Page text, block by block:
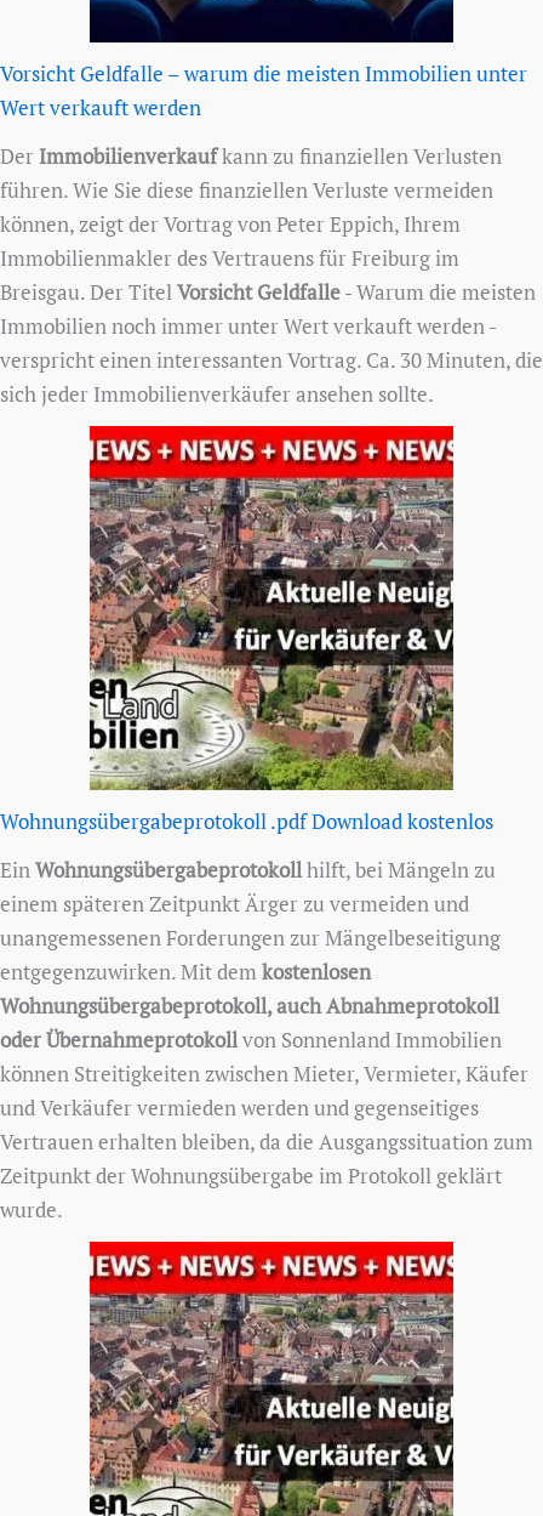
Vorsicht Geldfalle – warum die meisten Immobilien unter
Wert verkauft werden
Der Immobilienverkaufkann zu finanziellen Verlusten
führen. Wie Sie diese finanziellen Verluste vermeiden
können, zeigt der Vortrag von Peter Eppich, Ihrem
Immobilienmakler des Vertrauens für Freiburg im
Breisgau. Der TitelVorsicht Geldfalle- Warum die meisten
Immobilien noch immer unter Wert verkauft werden -
verspricht einen interessanten Vortrag. Ca. 30 Minuten, die
sich jeder Immobilienverkäufer ansehen sollte.
Wohnungsübergabeprotokoll .pdf Download kostenlos
EinWohnungsübergabeprotokollhilft, bei Mängeln zu
einem späteren Zeitpunkt Ärger zu vermeiden und
unangemessenen Forderungen zur Mängelbeseitigung
entgegenzuwirken. Mit dem kostenlosen
Wohnungsübergabeprotokoll, auch Abnahmeprotokoll
oder Übernahmeprotokollvon Sonnenland Immobilien
können Streitigkeiten zwischen Mieter, Vermieter, Käufer
und Verkäufer vermieden werden und gegenseitiges
Vertrauen erhalten bleiben, da die Ausgangssituation zum
Zeitpunkt der Wohnungsübergabe im Protokoll geklärt
wurde.